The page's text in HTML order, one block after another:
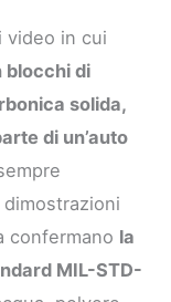
video in cui
blocchi di
solida,
di un’auto
confermano la
MIL-STD-